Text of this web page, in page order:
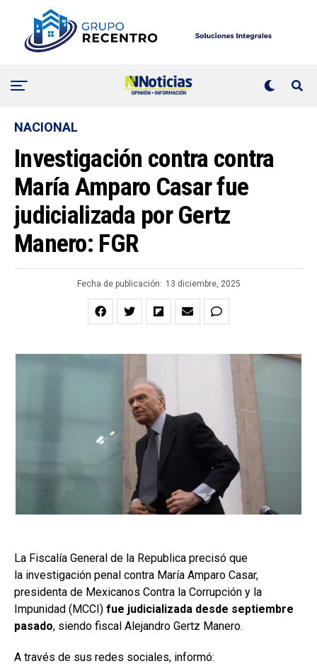
NACIONAL
Investigación contra contra
María Amparo Casar fue
judicializada por Gertz
Manero: FGR
Fecha de publicación: 13 diciembre, 2025
La Fiscalía General de la Republica precisó que
la investigación penal contra María Amparo Casar,
presidenta de Mexicanos Contra la Corrupción y la
Impunidad (MCCI) fue judicializada desde septiembre
pasado, siendo fiscal Alejandro Gertz Manero.
A través de sus redes sociales, informó: